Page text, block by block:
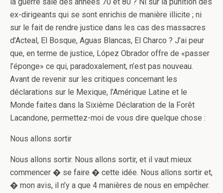
ex-dirigeants qui se sont enrichis de manière illicite ; ni
sur le fait de rendre justice dans les cas des massacres
d’Acteal, El Bosque, Aguas Blancas, El Charco ? J’ai peur
que, en terme de justice, López Obrador offre de «passer
l’éponge» ce qui, paradoxalement, n’est pas nouveau.
Avant de revenir sur les critiques concernant les
déclarations sur le Mexique, l’Amérique Latine et le
Monde faites dans la Sixième Déclaration de la Forêt
Lacandone, permettez-moi de vous dire quelque chose :
Nous allons sortir
Nous allons sortir. Nous allons sortir, et il vaut mieux
commencer � se faire � cette idée. Nous allons sortir et,
� mon avis, il n’y a que 4 manières de nous en empêcher.